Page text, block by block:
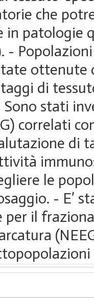
che
in patologie
-
ottenute
di
stati
correlati
di
le
- E’
il